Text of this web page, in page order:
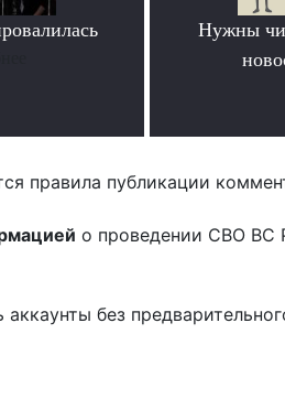
Нужны
правила публикации
о проведении СВО ВС
без